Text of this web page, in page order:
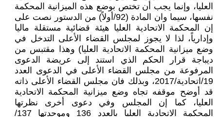
العليا، وإنما يجب أن تختص بوضع هذه الميزانية المحكمة
نفسها، سيما وان المادة (92/أولاً) من الدستور نصت على
إن المحكمة الاتحادية العليا هيئة قضائية مستقلة ماليا
وإدارياً، لذا لا يجوز لمجلس القضاء الأعلى التدخل في
وضع ميزانية المحكمة الاتحادية العليا) وهذا مقتبس من
ديباجة قرار الحكم الذي استند إلى عريضة الدعوى
المرفوعة من مجلس القضاء الأعلى في الدعوى العدد
19/اتحادية/2017، وبذلك فان مجلس القضاء الأعلى ذاته
قد أوضح موقفه تجاه وضع ميزانية المحكمة الاتحادية
العليا، كما إن المجلس وفي دعوى أخرى نظرتها
المحكمة الاتحادية العليا بالعدد 136 وموحدتها 137/